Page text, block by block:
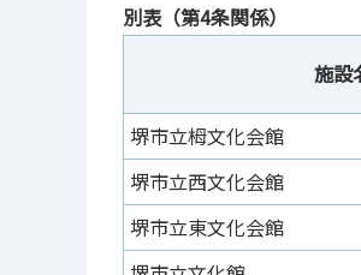
別表（第4条関係）
施設
堺市立栂文化会館
堺市立西文化会館
堺市立東文化会館